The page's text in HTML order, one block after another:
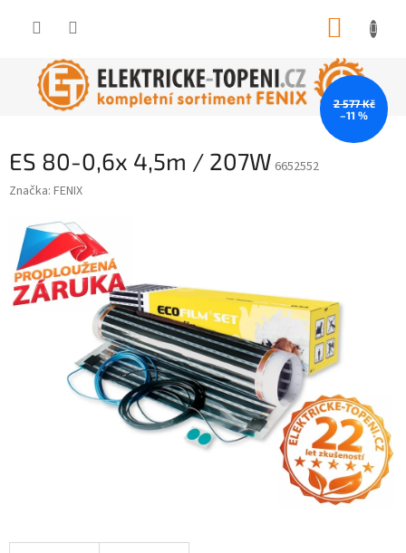
ES 80-0,6x 4,5m / 207W 6652552
Značka: FENIX
2 577 Kč
–11 %